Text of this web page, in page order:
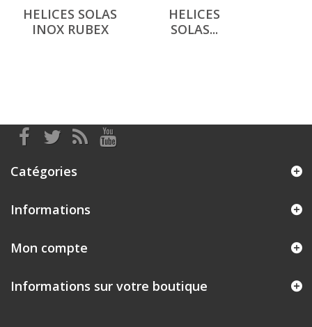
HELICES SOLAS
INOX RUBEX
HELICES
SOLAS...
Catégories
Informations
Mon compte
Informations sur votre boutique